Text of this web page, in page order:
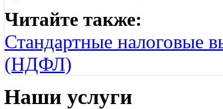
Читайте также:
Стандартные налоговые
(НДФЛ)
Наши услуги